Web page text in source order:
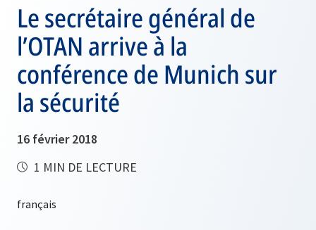
Le secrétaire général de
l’OTAN arrive à la
conférence de Munich sur
la sécurité
16 février 2018
1 MIN DE LECTURE